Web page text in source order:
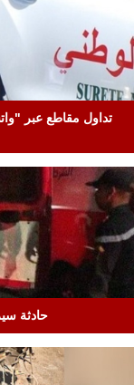
تداول مقاطع عبر
حادثة